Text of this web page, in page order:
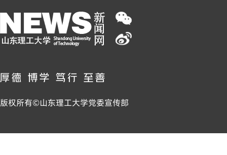
版权所有©山东理工大学党委宣传部